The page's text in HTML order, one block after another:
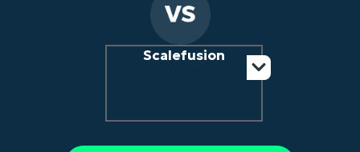
Scalefusion